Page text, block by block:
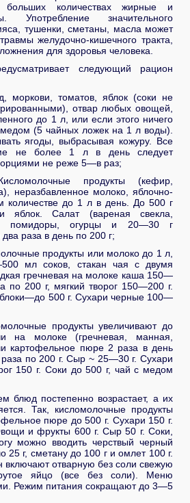
больших количествах жирные и
Употребление значительного
тушенки, сметаны, масла может
желудочно-кишечного тракта,
для здоровья человека.
следующий рацион
моркови, томатов, яблок (соки не
отвар любых овощей,
до 1 л, или если этого ничего
(5 чайных ложек на 1 л воды).
ягоды, выбрасывая кожуру. Все
не более 1 л в день следует
не реже 5—в раз;
продукты (кефир,
неразбавленное молоко, яблочно-
до 1 л в день. До 500 г
яблок. Салат (вареная свекла,
помидоры, огурцы и 20—30 г
раза в день по 200 г;
продукты или молоко до 1 л,
мл соков, стакан чая с двумя
гречневая на молоке каша 150—
по 200 г, мягкий творог 150—200 г.
500 г. Сухари черные 100—
продукты увеличивают до
молоке (гречневая, манная,
картофельное пюре 2 раза в день
по 200 г. Сыр ~ 25—30 г. Сухари
150 г. Соки до 500 г, чай с медом
блюд постепенно возрастает, а их
Так, кисломолочные продукты
пюре до 500 г. Сухари 150 г.
и фрукты 600 г. Сыр 50 г. Соки,
можно вводить черствый черный
25 г, сметану до 100 г и омлет 100 г.
включают отварную без соли свежую
яйцо (все без соли). Меню
Режим питания сокращают до 3—5